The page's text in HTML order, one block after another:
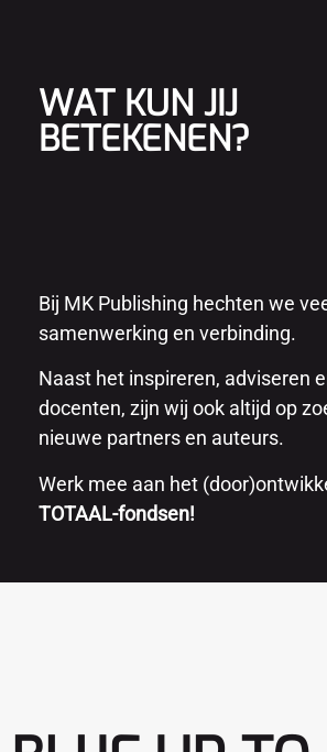
WAT KUN JIJ
BETEKENEN?
Bij MK Publishing hechten we
samenwerking en verbinding.
Naast het inspireren, adviseren
docenten, zijn wij ook altijd op
nieuwe partners en auteurs.
Werk mee aan het
TOTAAL-fondsen!